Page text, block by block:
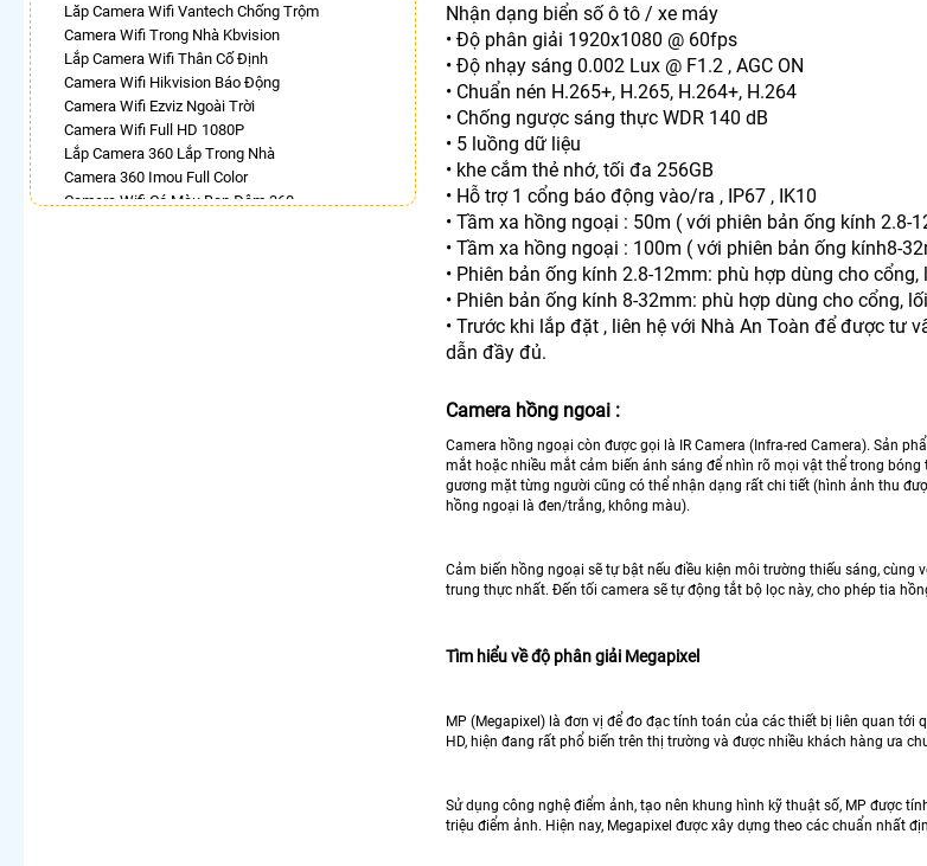
Lăp Camera Wifi Vantech Chống Trộm
Camera Wifi Trong Nhà Kbvision
Lắp Camera Wifi Thân Cố Định
Camera Wifi Hikvision Báo Động
Camera Wifi Ezviz Ngoài Trời
Camera Wifi Full HD 1080P
Lắp Camera 360 Lắp Trong Nhà
Camera 360 Imou Full Color
Camera Wifi Có Màu Ban Đêm 360
Nhận dạng biển số ô tô / xe máy
• Độ phân giải 1920x1080 @ 60fps
• Độ nhạy sáng 0.002 Lux @ F1.2 , AGC ON
• Chuẩn nén H.265+, H.265, H.264+, H.264
• Chống ngược sáng thực WDR 140 dB
• 5 luồng dữ liệu
• khe cắm thẻ nhớ, tối đa 256GB
• Hỗ trợ 1 cổng báo động vào/ra , IP67 , IK10
• Tầm xa hồng ngoại : 50m ( với phiên bản ống kính 2.8-
• Tầm xa hồng ngoại : 100m ( với phiên bản ống kính8-
• Phiên bản ống kính 2.8-12mm: phù hợp dùng cho cổng,
• Phiên bản ống kính 8-32mm: phù hợp dùng cho cổng,
• Trước khi lắp đặt , liên hệ với Nhà An Toàn để được tư
dẫn đầy đủ.
Camera hồng ngoai :
Camera hồng ngoại còn được gọi là IR Camera (Infra-red Camera). Sản
mắt hoặc nhiều mắt cảm biến ánh sáng để nhìn rõ mọi vật thể trong bóng
gương mặt từng người cũng có thể nhận dạng rất chi tiết (hình ảnh thu
hồng ngoại là đen/trắng, không màu).
Cảm biến hồng ngoại sẽ tự bật nếu điều kiện môi trường thiếu sáng,
trung thực nhất. Đến tối camera sẽ tự động tắt bộ lọc này, cho phép tia
Tìm hiểu về độ phân giải Megapixel
MP (Megapixel) là đơn vị để đo đạc tính toán của các thiết bị liên quan
HD, hiện đang rất phổ biến trên thị trường và được nhiều khách hàng ưa
Sử dụng công nghệ điểm ảnh, tạo nên khung hình kỹ thuật số, MP được
triệu điểm ảnh. Hiện nay, Megapixel được xây dựng theo các chuẩn nhất